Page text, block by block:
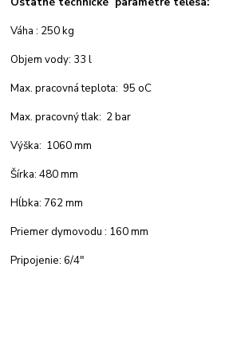
Váha : 250 kg
Objem vody: 33 l
Max. pracovná teplota: 95 oC
Max. pracovný tlak: 2 bar
Výška: 1060 mm
Šírka: 480 mm
Hĺbka: 762 mm
Priemer dymovodu : 160 mm
Pripojenie: 6/4"